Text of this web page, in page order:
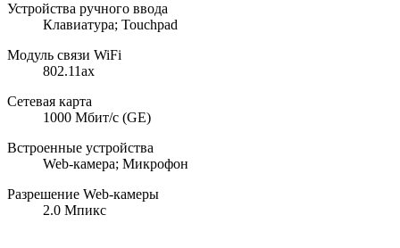
Устройства ручного ввода
Клавиатура; Touchpad
Модуль связи WiFi
802.11ax
Сетевая карта
1000 Мбит/с (GE)
Встроенные устройства
Web-камера; Микрофон
Разрешение Web-камеры
2.0 Мпикс